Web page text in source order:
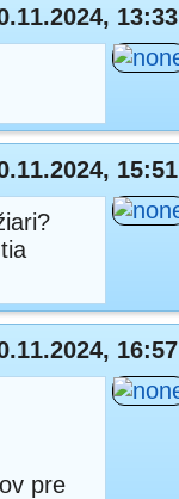
13:33
15:51
16:57
pre